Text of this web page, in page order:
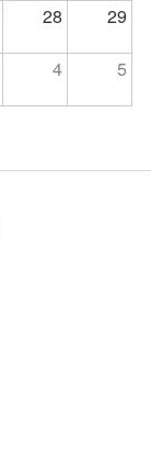
28 29
4 5